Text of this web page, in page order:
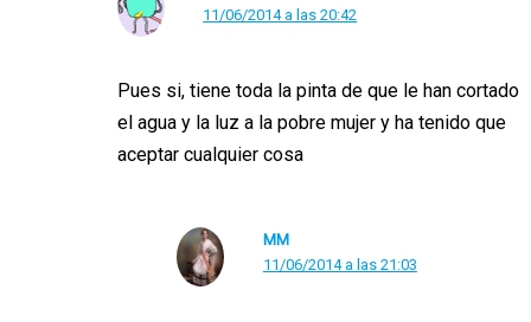
11/06/2014 a las 20:42
Pues si, tiene toda la pinta de que le han cortado
el agua y la luz a la pobre mujer y ha tenido que
aceptar cualquier cosa
MM
11/06/2014 a las 21:03